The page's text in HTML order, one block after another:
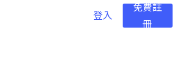
登入
免費註
冊